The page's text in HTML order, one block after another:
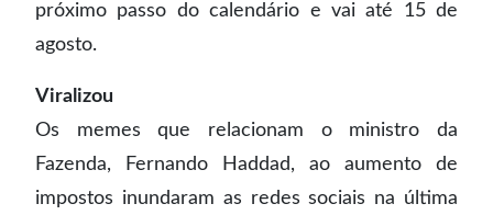
próximo passo do calendário e vai até 15 de
agosto.
Viralizou
Os memes que relacionam o ministro da
Fazenda, Fernando Haddad, ao aumento de
impostos inundaram as redes sociais na última